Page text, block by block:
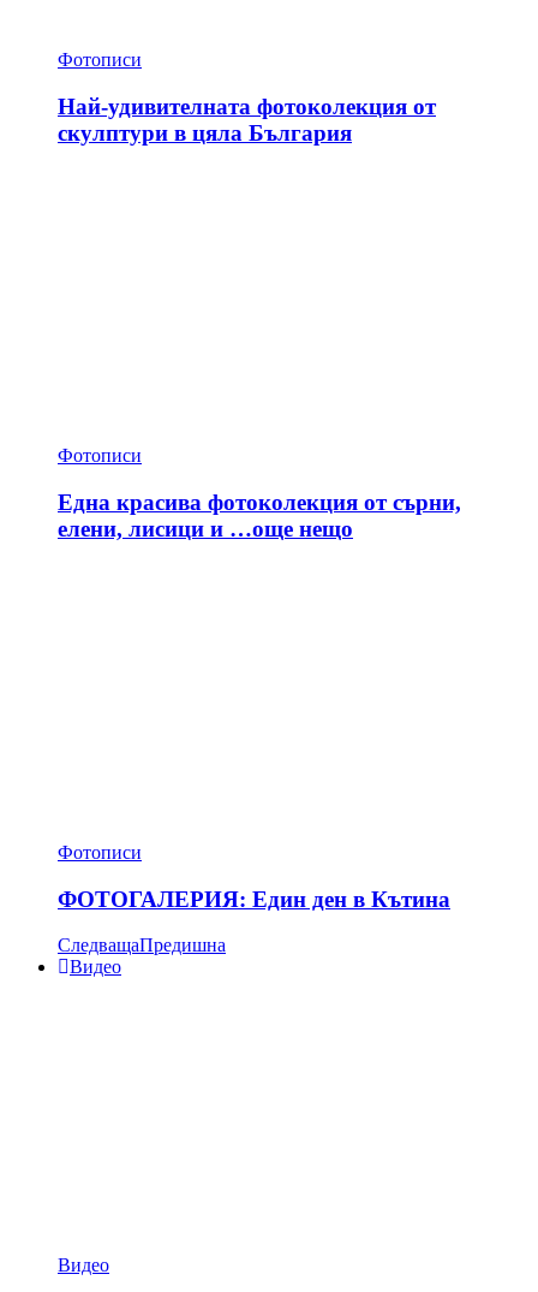
Фотописи
Най-удивителната фотоколекция от
скулптури в цяла България
Фотописи
Една красива фотоколекция от сърни,
елени, лисици и …още нещо
Фотописи
ФОТОГАЛЕРИЯ: Един ден в Кътина
СледващаПредишна
Видео
Видео